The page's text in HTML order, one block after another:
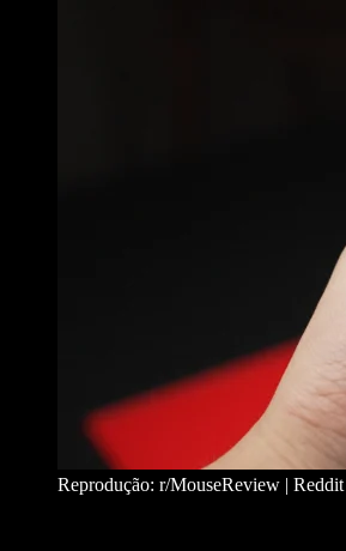
Reprodução: r/MouseReview | Reddit